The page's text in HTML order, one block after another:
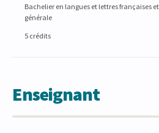
Bachelier en langues et lettres françaises
générale
5 crédits
Enseignant